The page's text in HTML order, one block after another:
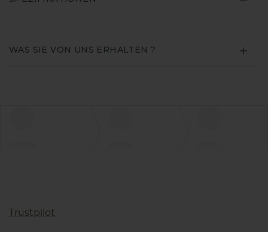
WAS SIE VON UNS ERHALTEN ?
Trustpilot